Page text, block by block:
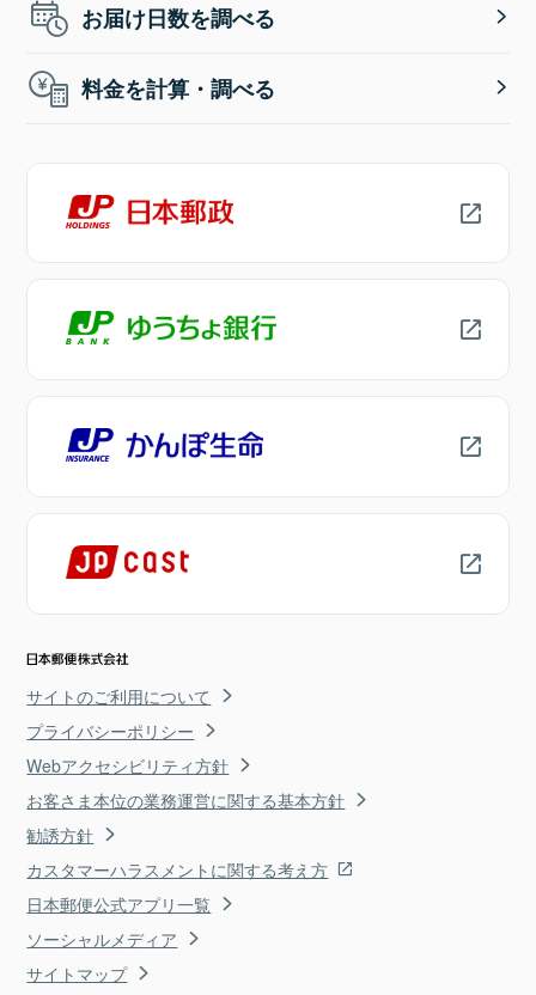
お届け日数を調べる
料金を計算・調べる
サイトのご利用について
プライバシーポリシー
Webアクセシビリティ方針
お客さま本位の業務運営に関する基本方針
勧誘方針
カスタマーハラスメントに関する考え方
日本郵便公式アプリ一覧
ソーシャルメディア
サイトマップ